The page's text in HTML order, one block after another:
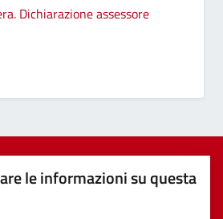
Dichiarazione assessore
le informazioni su questa